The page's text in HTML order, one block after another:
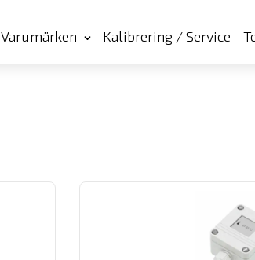
Varumärken Kalibrering / Service